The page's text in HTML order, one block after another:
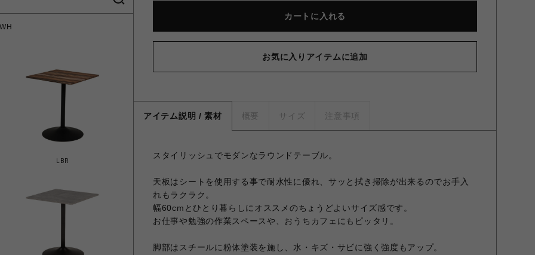
LBR
カートに入れる
お気に入りアイテムに追加
アイテム説明 / 素材 概要 サイズ 注意事項
スタイリッシュでモダンなラウンドテーブル。
天板はシートを使用する事で耐水性に優れ、サッと拭き掃除が出来るのでお手入
れもラクラク。
幅60cmとひとり暮らしにオススメのちょうどよいサイズ感です。
お仕事や勉強の作業スペースや、おうちカフェにもピッタリ。
脚部はスチールに粉体塗装を施し、水・キズ・サビに強く強度もアップ。